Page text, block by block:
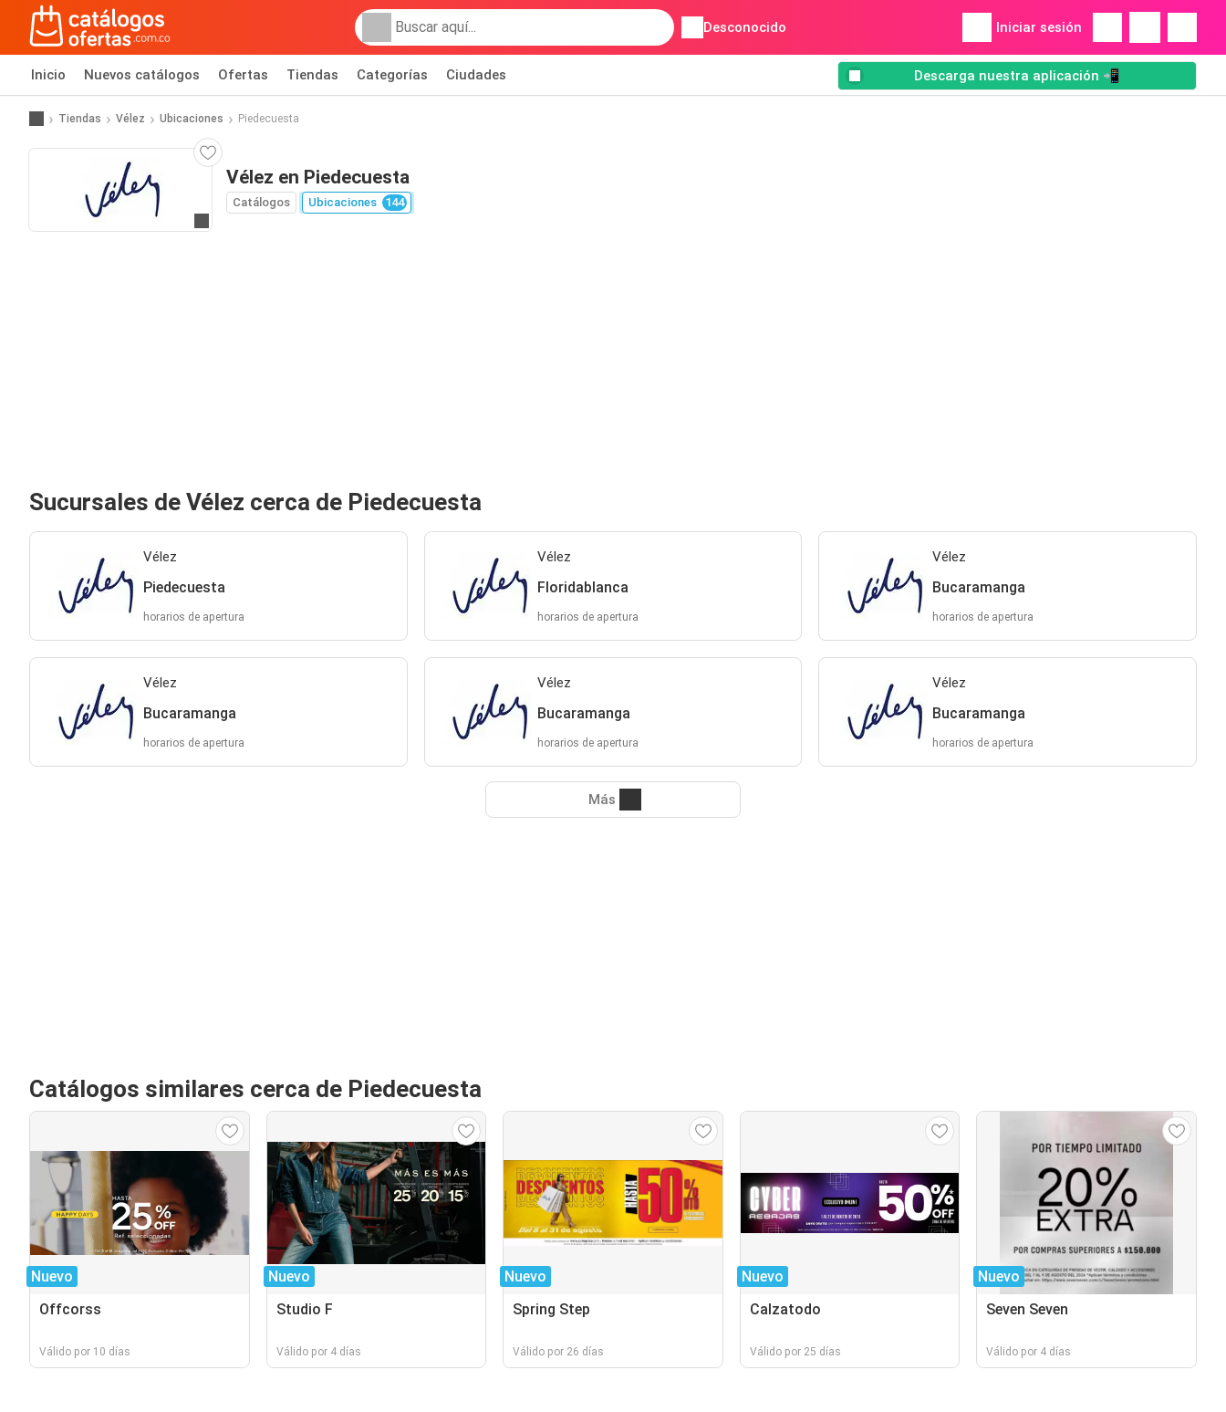
Desconocido Iniciar sesión
Inicio Nuevos catálogos Ofertas Tiendas Categorías Ciudades Descarga nuestra aplicación 📲
Tiendas Vélez Ubicaciones Piedecuesta
Vélez en Piedecuesta
Catálogos Ubicaciones 144
Sucursales de Vélez cerca de Piedecuesta
Vélez
Piedecuesta
horarios de apertura
Vélez
Floridablanca
horarios de apertura
Vélez
Bucaramanga
horarios de apertura
Vélez
Bucaramanga
horarios de apertura
Vélez
Bucaramanga
horarios de apertura
Vélez
Bucaramanga
horarios de apertura
Más
Catálogos similares cerca de Piedecuesta
Nuevo
Offcorss
Válido por 10 días
Nuevo
Studio F
Válido por 4 días
Nuevo
Spring Step
Válido por 26 días
Nuevo
Calzatodo
Válido por 25 días
Nuevo
Seven Seven
Válido por 4 días